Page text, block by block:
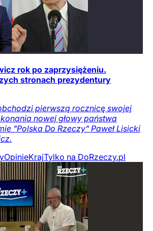
rok po zaprzysiężeniu.
stronach prezydentury
pierwszą rocznicę swojej
nowej głowy państwa
"Polska Do Rzeczy" Paweł Lisicki
OpinieKrajTylko na DoRzeczy.pl